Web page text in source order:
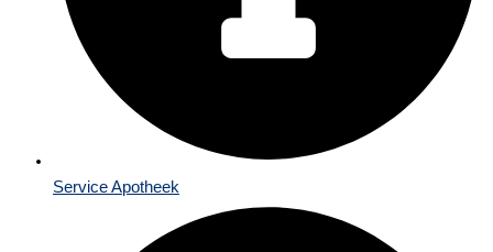
Service Apotheek